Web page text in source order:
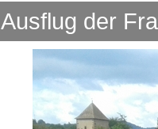
Ausflug der